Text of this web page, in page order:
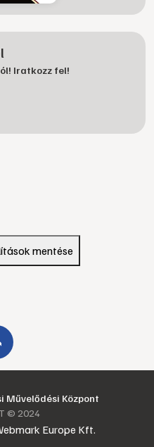
Iratkozz fel!
mentése
Művelődési Központ
© 2024
Europe Kft.